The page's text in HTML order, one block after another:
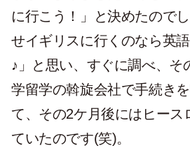
に行こう！」と決めたので
せイギリスに行くのなら英
♪」と思い、すぐに調べ、そ
学留学の斡旋会社で手続き
て、その2ケ月後にはヒース
ていたのです(笑)。